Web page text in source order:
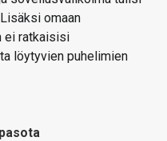
omaan
ei ratkaisisi
löytyvien puhelimien